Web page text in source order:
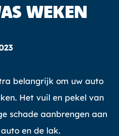
WEKEN
belangrijk om uw auto
Het vuil en pekel van
schade aanbrengen aan
en de lak.